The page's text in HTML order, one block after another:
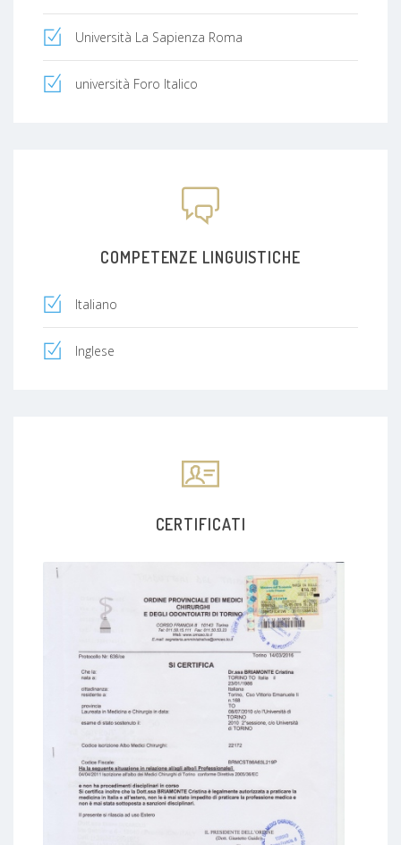
Università La Sapienza Roma
università Foro Italico
COMPETENZE LINGUISTICHE
Italiano
Inglese
CERTIFICATI